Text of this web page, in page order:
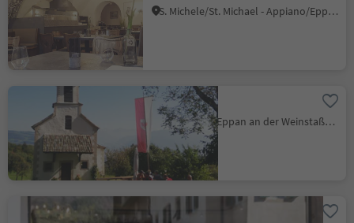
S. Michele/St. Michael - Appiano/Eppan, Eppan an der Weinstaße/Appiano sulla Strada del Vino, Alto Adige Wine Road
Moarhof
Gaido/Gaid, Eppan an der Weinstaße/Appiano sulla Strada del Vino, Alto Adige Wine Road
Huber Beck